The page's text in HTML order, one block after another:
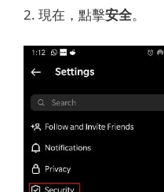
2. 現在，點擊安全。